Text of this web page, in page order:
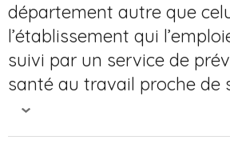
département autre que
l’établissement qui
suivi par un service de
santé au travail proche de